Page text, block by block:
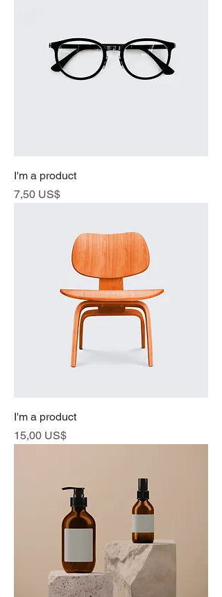
I'm a product
Cena
7,50 US$
I'm a product
Cena
15,00 US$